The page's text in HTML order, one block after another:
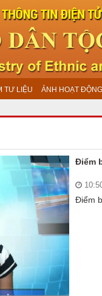
TƯ LIỆU ẢNH HOẠT ĐỘNG
Điểm
Điểm